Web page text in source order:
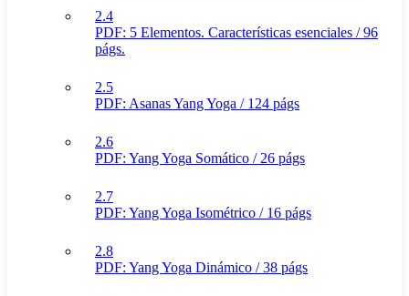
2.4
PDF: 5 Elementos. Características esenciales / 96
págs.
2.5
PDF: Asanas Yang Yoga / 124 págs
2.6
PDF: Yang Yoga Somático / 26 págs
2.7
PDF: Yang Yoga Isométrico / 16 págs
2.8
PDF: Yang Yoga Dinámico / 38 págs